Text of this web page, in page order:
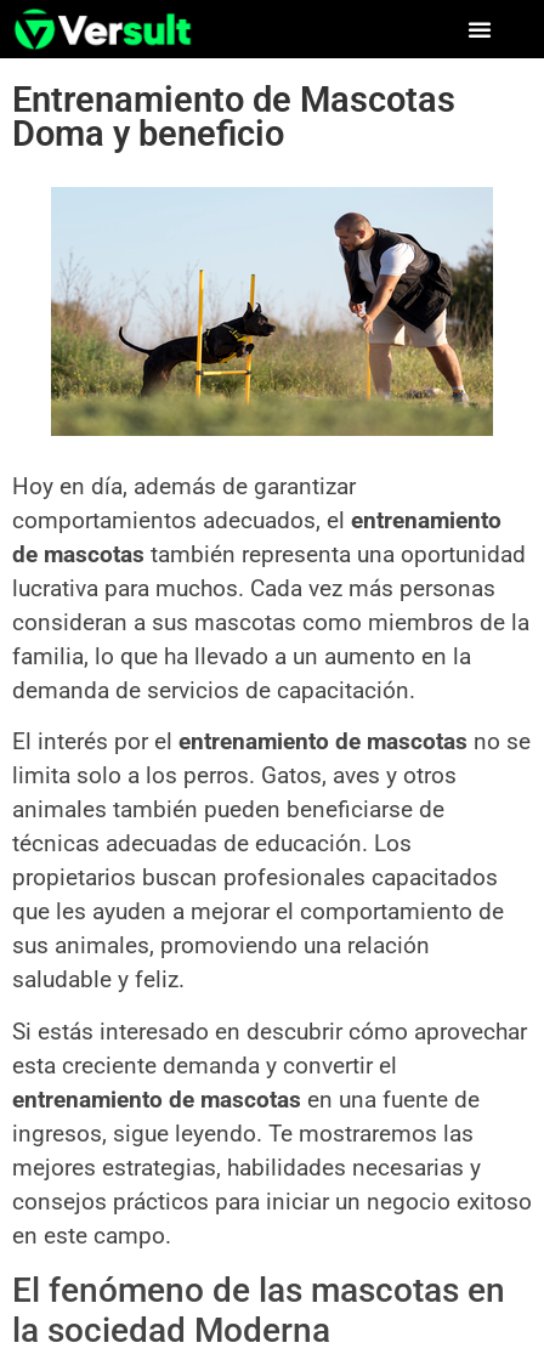
Entrenamiento de Mascotas
Doma y beneficio
Hoy en día, además de garantizar
comportamientos adecuados, el entrenamiento
de mascotas también representa una oportunidad
lucrativa para muchos. Cada vez más personas
consideran a sus mascotas como miembros de la
familia, lo que ha llevado a un aumento en la
demanda de servicios de capacitación.
El interés por el entrenamiento de mascotas no se
limita solo a los perros. Gatos, aves y otros
animales también pueden beneficiarse de
técnicas adecuadas de educación. Los
propietarios buscan profesionales capacitados
que les ayuden a mejorar el comportamiento de
sus animales, promoviendo una relación
saludable y feliz.
Si estás interesado en descubrir cómo aprovechar
esta creciente demanda y convertir el
entrenamiento de mascotas en una fuente de
ingresos, sigue leyendo. Te mostraremos las
mejores estrategias, habilidades necesarias y
consejos prácticos para iniciar un negocio exitoso
en este campo.
El fenómeno de las mascotas en
la sociedad Moderna